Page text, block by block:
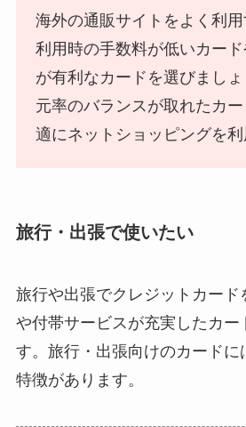
海外の通販サイトをよく利
利用時の手数料が低いカー
が有利なカードを選びまし
元率のバランスが取れたカ
適にネットショッピングを利
旅行・出張で使いたい
旅行や出張でクレジットカード
や付帯サービスが充実したカー
す。旅行・出張向けのカードに
特徴があります。